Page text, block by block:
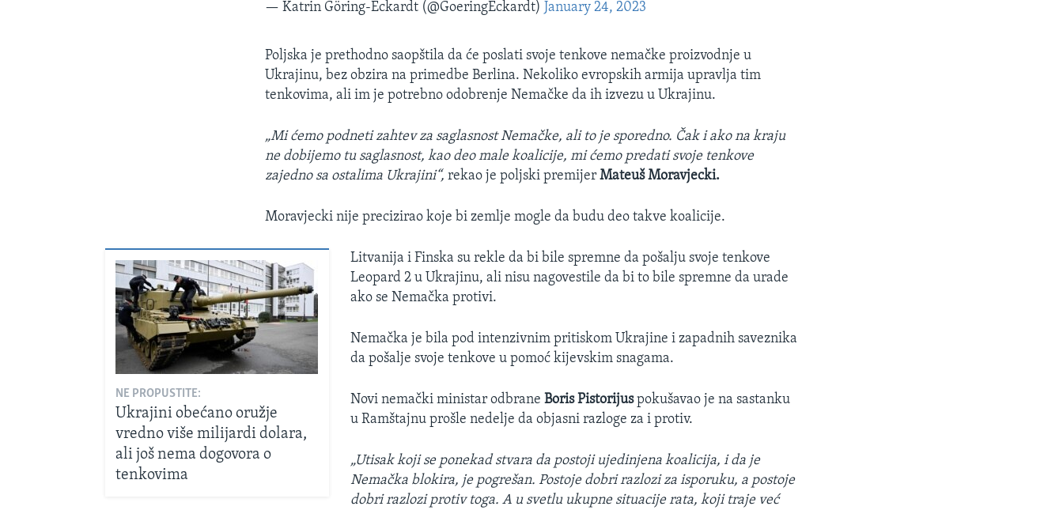
— Katrin Göring-Eckardt (@GoeringEckardt) January 24, 2023
Poljska je prethodno saopštila da će poslati svoje tenkove nemačke proizvodnje u
Ukrajinu, bez obzira na primedbe Berlina. Nekoliko evropskih armija upravlja tim
tenkovima, ali im je potrebno odobrenje Nemačke da ih izvezu u Ukrajinu.
„Mi ćemo podneti zahtev za saglasnost Nemačke, ali to je sporedno. Čak i ako na kraju
ne dobijemo tu saglasnost, kao deo male koalicije, mi ćemo predati svoje tenkove
zajedno sa ostalima Ukrajini“,rekao je poljski premijerMateuš Moravjecki.
Moravjecki nije precizirao koje bi zemlje mogle da budu deo takve koalicije.
NE PROPUSTITE:
Ukrajini obećano oružje
vredno više milijardi dolara,
ali još nema dogovora o
tenkovima
Litvanija i Finska su rekle da bi bile spremne da pošalju svoje tenkove
Leopard 2 u Ukrajinu, ali nisu nagovestile da bi to bile spremne da urade
ako se Nemačka protivi.
Nemačka je bila pod intenzivnim pritiskom Ukrajine i zapadnih saveznika
da pošalje svoje tenkove u pomoć kijevskim snagama.
Novi nemački ministar odbrane Boris Pistorijuspokušavao je na sastanku
u Ramštajnu prošle nedelje da objasni razloge za i protiv.
„Utisak koji se ponekad stvara da postoji ujedinjena koalicija, i da je
Nemačka blokira, je pogrešan. Postoje dobri razlozi za isporuku, a postoje
dobri razlozi protiv toga. A u svetlu ukupne situacije rata, koji traje već